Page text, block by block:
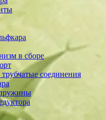
в сборе
соединения